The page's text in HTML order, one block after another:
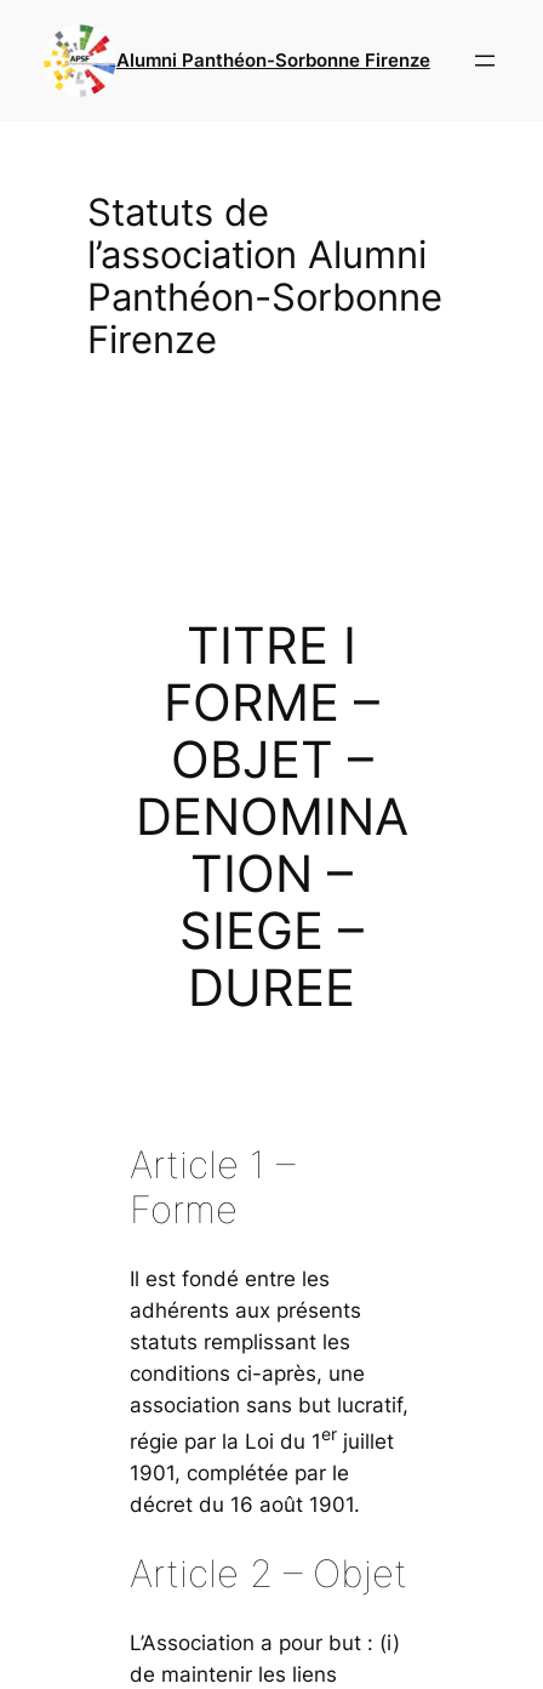
content
Alumni Panthéon-Sorbonne Firenze
Statuts de
l’association Alumni
Panthéon-Sorbonne
Firenze
TITRE I
FORME –
OBJET –
DENOMINA
TION –
SIEGE –
DUREE
Article 1 –
Forme
Il est fondé entre les
adhérents aux présents
statuts remplissant les
conditions ci-après, une
association sans but lucratif,
régie par la Loi du 1er juillet
1901, complétée par le
décret du 16 août 1901.
Article 2 – Objet
L’Association a pour but : (i)
de maintenir les liens